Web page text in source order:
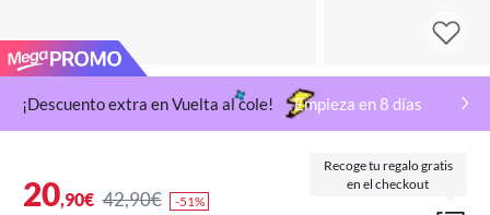
¡Descuento extra en Vuelta al cole! Empieza en8 días
20,90€ 42,90€ -51%
Recoge tu regalo gratis
en el checkout